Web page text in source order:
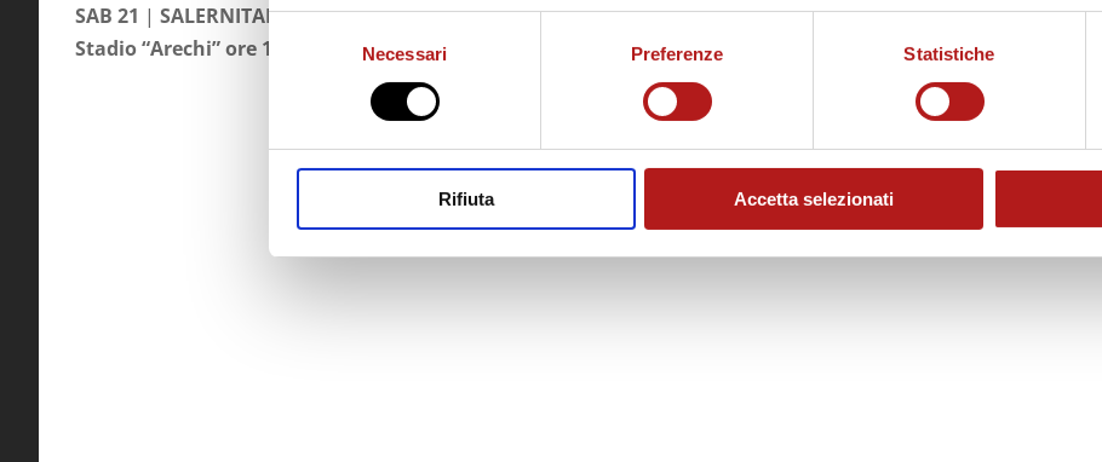
Selezione
del
Necessari Preferenze Statistiche
Rifiuta Accetta selezionati
SAB 21 | SALERNITANA – CITTADELLA
Stadio “Arechi” ore 15.00